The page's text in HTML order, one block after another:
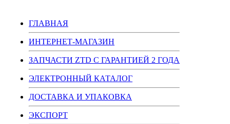
ГЛАВНАЯ
ИНТЕРНЕТ-МАГАЗИН
ЗАПЧАСТИ ZTD С ГАРАНТИЕЙ 2 ГОДА
ЭЛЕКТРОННЫЙ КАТАЛОГ
ДОСТАВКА И УПАКОВКА
ЭКСПОРТ